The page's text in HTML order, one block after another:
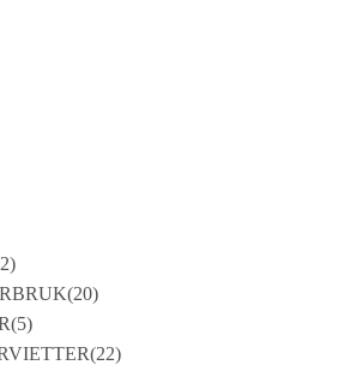
(20)
(5)
(22)